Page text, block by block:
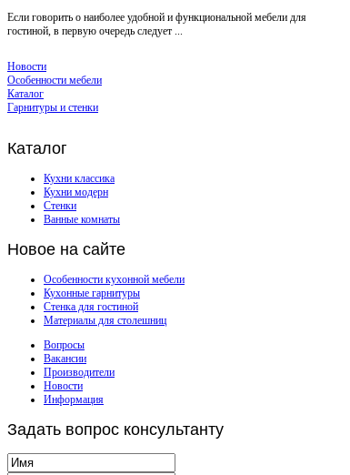
Если говорить о наиболее удобной и функциональной мебели для
гостиной, в первую очередь следует ...
Новости
Особенности мебели
Каталог
Гарнитуры и стенки
Каталог
Кухни классика
Кухни модерн
Стенки
Ванные комнаты
Новое на сайте
Особенности кухонной мебели
Кухонные гарнитуры
Стенка для гостиной
Материалы для столешниц
Вопросы
Вакансии
Производители
Новости
Информация
Задать вопрос консультанту